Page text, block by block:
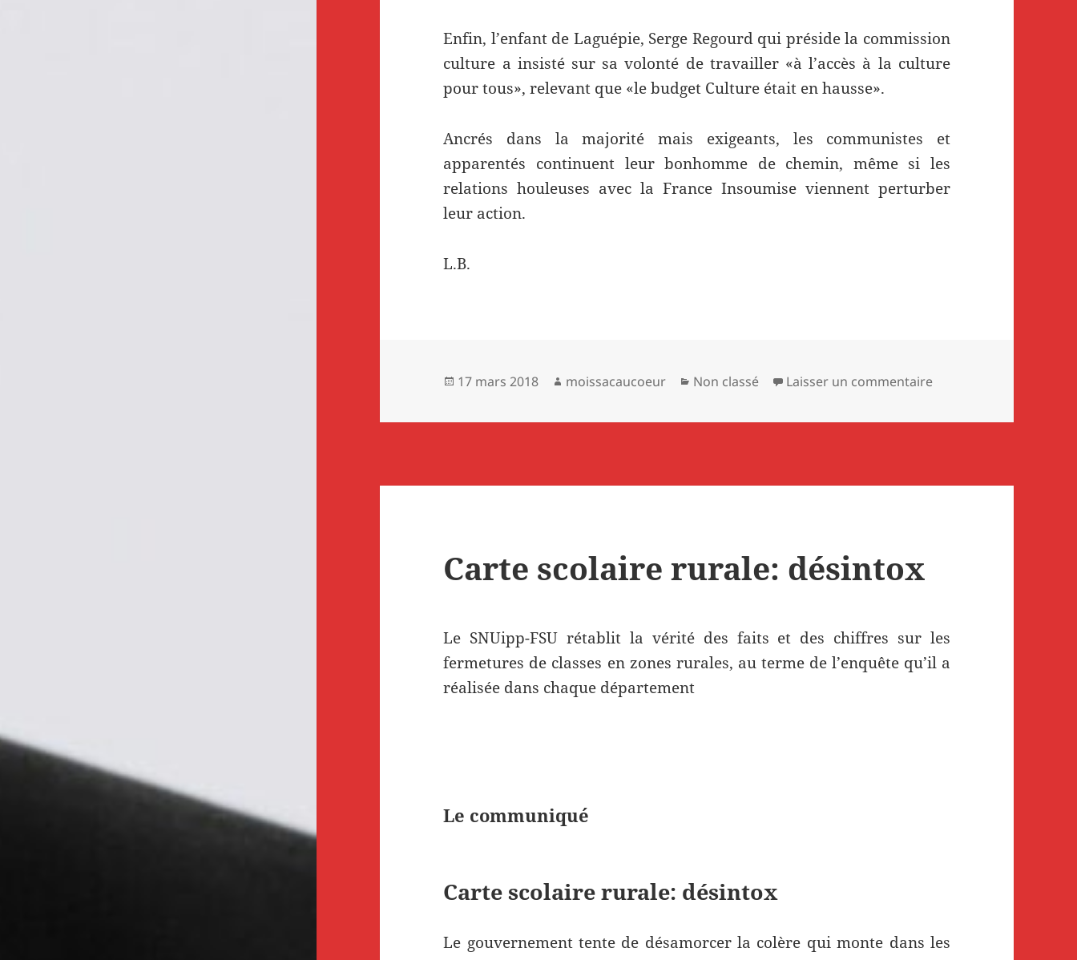
Enfin, l’enfant de Laguépie, Serge Regourd qui préside la commission
culture a insisté sur sa volonté de travailler «à l’accès à la culture
pour tous», relevant que «le budget Culture était en hausse».
Ancrés dans la majorité mais exigeants, les communistes et
apparentés continuent leur bonhomme de chemin, même si les
relations houleuses avec la France Insoumise viennent perturber
leur action.
L.B.
Publié
17 mars 2018 Auteur
moissacaucoeur Catégories
Non classé Laisser un commentairesur Les élus
Carte scolaire rurale: désintox
Le SNUipp-FSU rétablit la vérité des faits et des chiffres sur les
fermetures de classes en zones rurales, au terme de l’enquête qu’il a
réalisée dans chaque département
Le communiqué
Carte scolaire rurale: désintox
Le gouvernement tente de désamorcer la colère qui monte dans les